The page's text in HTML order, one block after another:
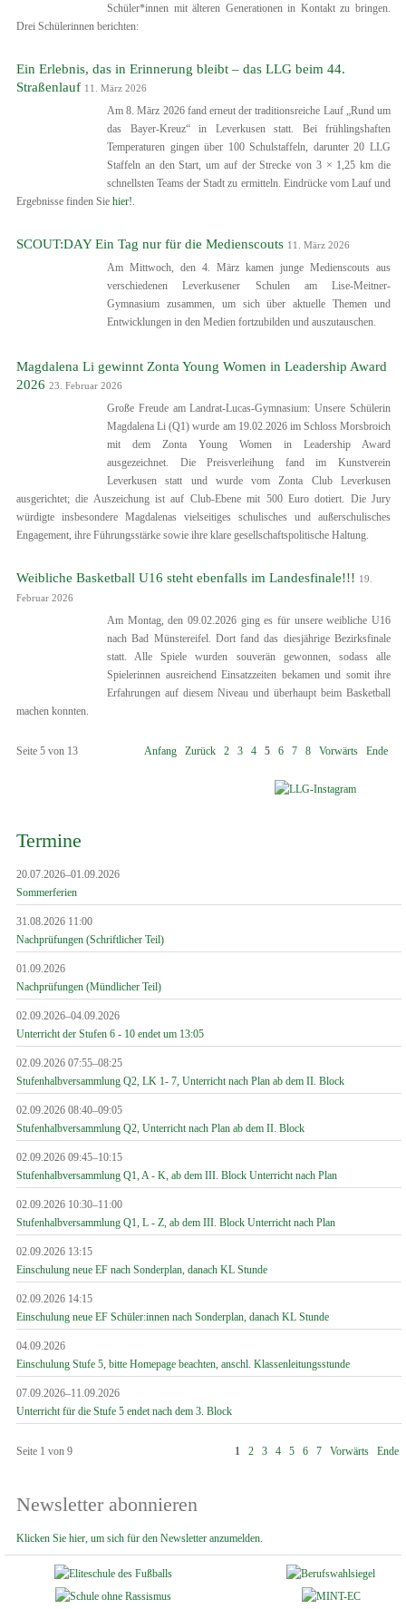
Schüler*innen mit älteren Generationen in Kontakt zu bringen.
Drei Schülerinnen berichten:
Ein Erlebnis, das in Erinnerung bleibt – das LLG beim 44.
Straßenlauf 11. März 2026
Am 8. März 2026 fand erneut der traditionsreiche Lauf „Rund um
das Bayer-Kreuz“ in Leverkusen statt. Bei frühlingshaften
Temperaturen gingen über 100 Schulstaffeln, darunter 20 LLG
Staffeln an den Start, um auf der Strecke von 3 × 1,25 km die
schnellsten Teams der Stadt zu ermitteln. Eindrücke vom Lauf und
Ergebnisse finden Sie hier!.
SCOUT:DAY Ein Tag nur für die Medienscouts 11. März 2026
Am Mittwoch, den 4. März kamen junge Medienscouts aus
verschiedenen Leverkusener Schulen am Lise-Meitner-
Gymnasium zusammen, um sich über aktuelle Themen und
Entwicklungen in den Medien fortzubilden und auszutauschen.
Magdalena Li gewinnt Zonta Young Women in Leadership Award
2026 23. Februar 2026
Große Freude am Landrat-Lucas-Gymnasium: Unsere Schülerin
Magdalena Li (Q1) wurde am 19.02.2026 im Schloss Morsbroich
mit dem Zonta Young Women in Leadership Award
ausgezeichnet. Die Preisverleihung fand im Kunstverein
Leverkusen statt und wurde vom Zonta Club Leverkusen
ausgerichtet; die Auszeichung ist auf Club-Ebene mit 500 Euro dotiert. Die Jury
würdigte insbesondere Magdalenas vielseitiges schulisches und außerschulisches
Engagement, ihre Führungsstärke sowie ihre klare gesellschaftspolitische Haltung.
Weibliche Basketball U16 steht ebenfalls im Landesfinale!!! 19.
Februar 2026
Am Montag, den 09.02.2026 ging es für unsere weibliche U16
nach Bad Münstereifel. Dort fand das diesjährige Bezirksfinale
statt. Alle Spiele wurden souverän gewonnen, sodass alle
Spielerinnen ausreichend Einsatzzeiten bekamen und somit ihre
Erfahrungen auf diesem Niveau und überhaupt beim Basketball
machen konnten.
Seite 5 von 13 Anfang Zurück 2 3 4 5 6 7 8 Vorwärts Ende
Termine
20.07.2026–01.09.2026
Sommerferien
31.08.2026 11:00
Nachprüfungen (Schriftlicher Teil)
01.09.2026
Nachprüfungen (Mündlicher Teil)
02.09.2026–04.09.2026
Unterricht der Stufen 6 - 10 endet um 13:05
02.09.2026 07:55–08:25
Stufenhalbversammlung Q2, LK 1- 7, Unterricht nach Plan ab dem II. Block
02.09.2026 08:40–09:05
Stufenhalbversammlung Q2, Unterricht nach Plan ab dem II. Block
02.09.2026 09:45–10:15
Stufenhalbversammlung Q1, A - K, ab dem III. Block Unterricht nach Plan
02.09.2026 10:30–11:00
Stufenhalbversammlung Q1, L - Z, ab dem III. Block Unterricht nach Plan
02.09.2026 13:15
Einschulung neue EF nach Sonderplan, danach KL Stunde
02.09.2026 14:15
Einschulung neue EF Schüler:innen nach Sonderplan, danach KL Stunde
04.09.2026
Einschulung Stufe 5, bitte Homepage beachten, anschl. Klassenleitungsstunde
07.09.2026–11.09.2026
Unterricht für die Stufe 5 endet nach dem 3. Block
Seite 1 von 9 1 2 3 4 5 6 7 Vorwärts Ende
Newsletter abonnieren
Klicken Sie hier, um sich für den Newsletter anzumelden.